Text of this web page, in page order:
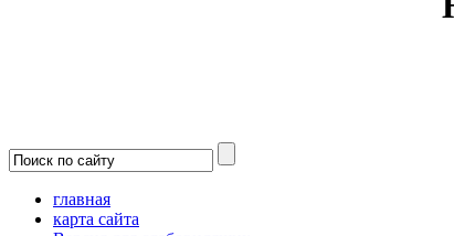
главная
карта сайта